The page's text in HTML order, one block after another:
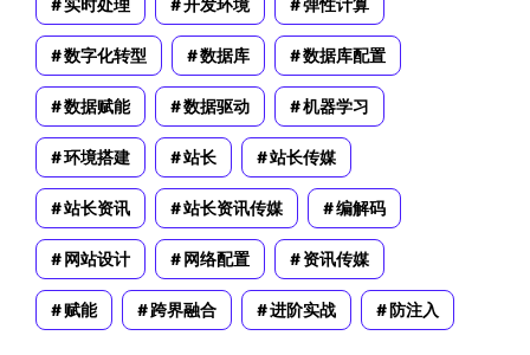
实时处理 开发环境 弹性计算
数字化转型 数据库 数据库配置
数据赋能 数据驱动 机器学习
环境搭建 站长 站长传媒
站长资讯 站长资讯传媒 编解码
网站设计 网络配置 资讯传媒
赋能 跨界融合 进阶实战 防注入